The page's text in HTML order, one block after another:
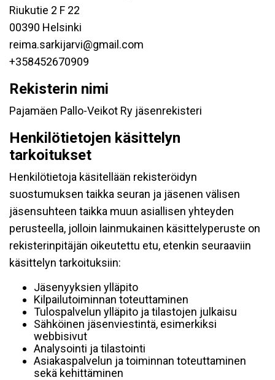
Riukutie 2 F 22
00390 Helsinki
reima.sarkijarvi@gmail.com
+358452670909
Rekisterin nimi
Pajamäen Pallo-Veikot Ry jäsenrekisteri
Henkilötietojen käsittelyn
tarkoitukset
Henkilötietoja käsitellään rekisteröidyn
suostumuksen taikka seuran ja jäsenen välisen
jäsensuhteen taikka muun asiallisen yhteyden
perusteella, jolloin lainmukainen käsittelyperuste on
rekisterinpitäjän oikeutettu etu, etenkin seuraaviin
käsittelyn tarkoituksiin:
Jäsenyyksien ylläpito
Kilpailutoiminnan toteuttaminen
Tulospalvelun ylläpito ja tilastojen julkaisu
Sähköinen jäsenviestintä, esimerkiksi
webbisivut
Analysointi ja tilastointi
Asiakaspalvelun ja toiminnan toteuttaminen
sekä kehittäminen